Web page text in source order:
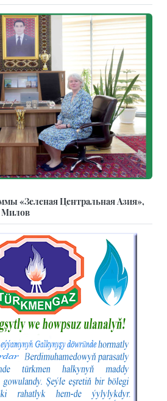
«Зеленая Центральная Азия»,
Милов